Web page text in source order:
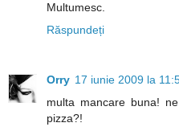
Multumesc.
Răspundeți
Orry 17 iunie 2009 la
multa mancare buna!
pizza?!